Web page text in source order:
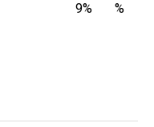
9%
%